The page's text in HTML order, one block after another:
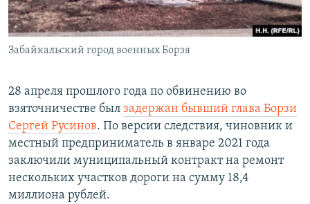
Забайкальский город военных Борзя
28 апреля прошлого года по обвинению во
взяточничестве был задержан бывший глава Борзи
Сергей Русинов. По версии следствия, чиновник и
местный предприниматель в январе 2021 года
заключили муниципальный контракт на ремонт
нескольких участков дороги на сумму 18,4
миллиона рублей.